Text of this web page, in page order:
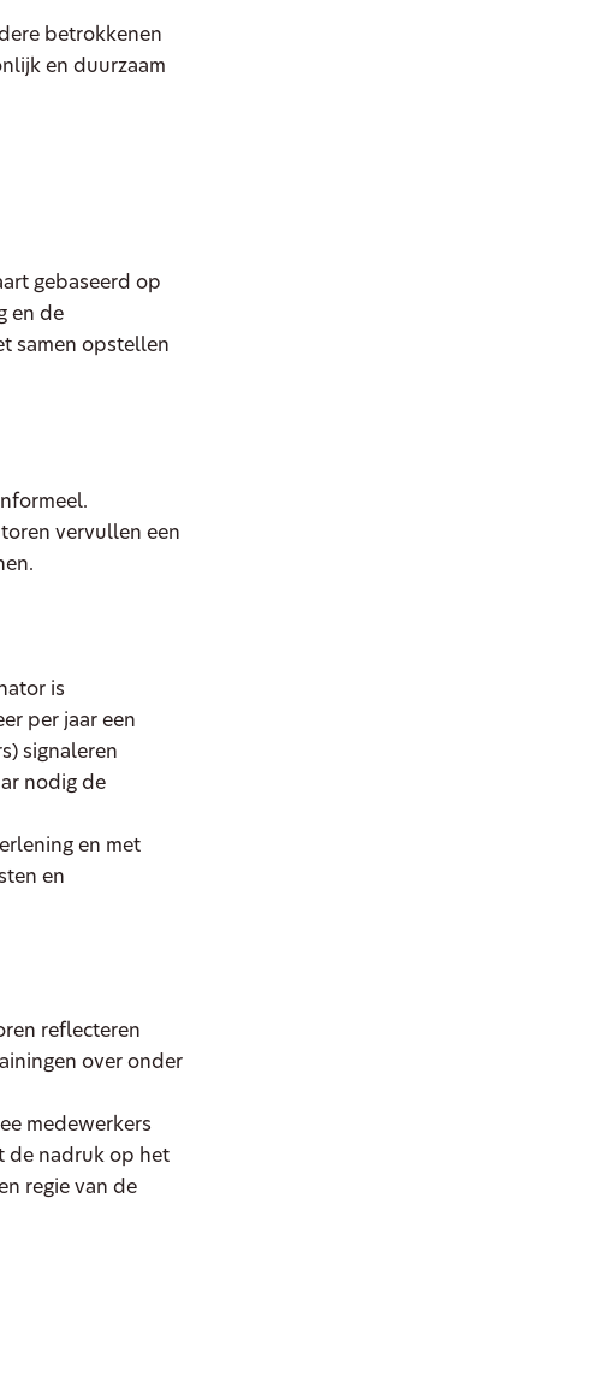
betrokkenen
en duurzaam
gebaseerd op
en de
samen opstellen
vervullen een
is
per jaar een
signaleren
nodig de
en met
en
reflecteren
over onder
medewerkers
de nadruk op het
regie van de